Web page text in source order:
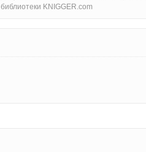
библиотеки KNIGGER.com